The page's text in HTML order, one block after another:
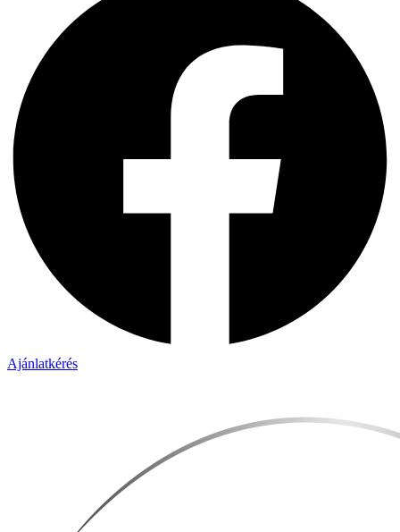
Ajánlatkérés